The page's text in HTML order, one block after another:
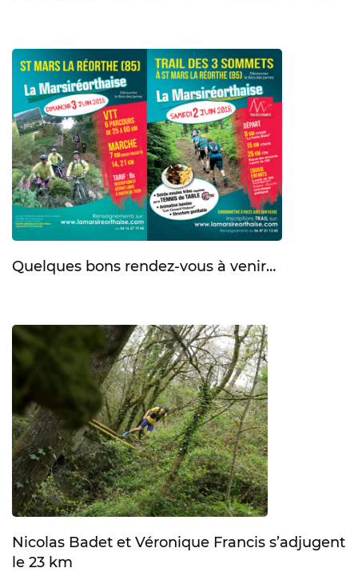
Quelques bons rendez-vous à venir…
Nicolas Badet et Véronique Francis s’adjugent
le 23 km